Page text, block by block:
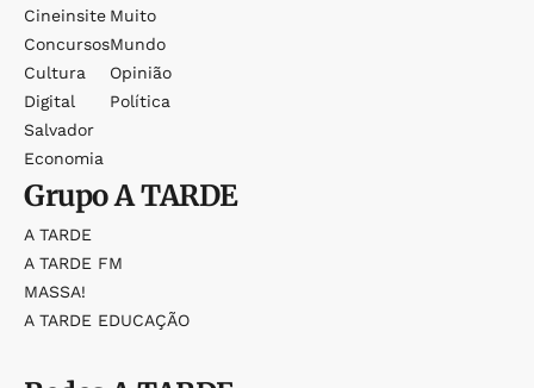
Cineinsite
Concursos
Cultura
Digital
Salvador
Economia
Muito
Mundo
Opinião
Política
GrupoA TARDE
A TARDE
A TARDE FM
MASSA!
A TARDE EDUCAÇÃO